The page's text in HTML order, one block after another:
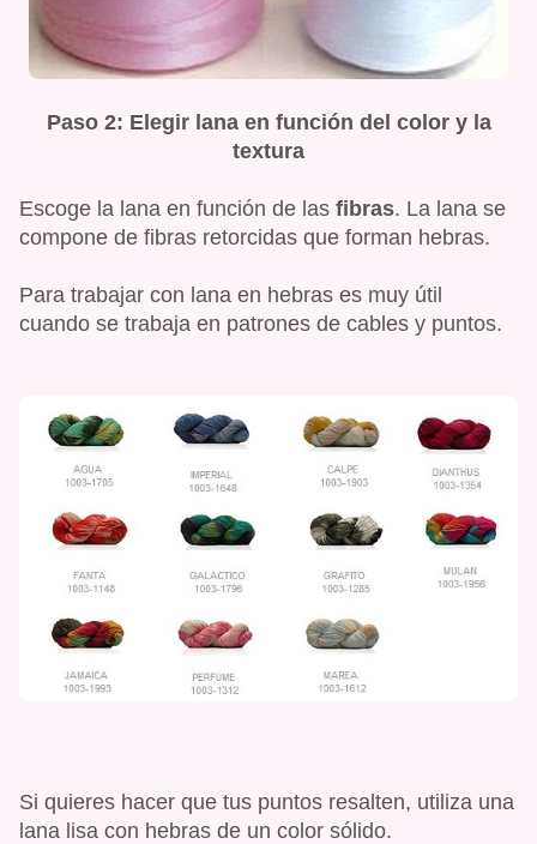
Paso 2: Elegir lana en función del color y la
textura
Escoge la lana en función de las fibras. La lana se
compone de fibras retorcidas que forman hebras.
Para trabajar con lana en hebras es muy útil
cuando se trabaja en patrones de cables y puntos.
Si quieres hacer que tus puntos resalten, utiliza una
lana lisa con hebras de un color sólido.